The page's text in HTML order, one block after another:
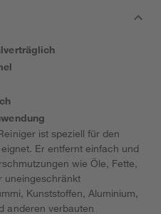
ist speziell für den
Er entfernt einfach und
wie Öle, Fette,
uneingeschränkt
Kunststoffen, Aluminium,
anderen verbauten